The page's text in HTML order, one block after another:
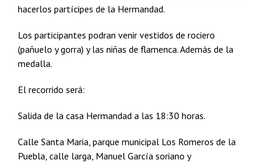
hacerlos partícipes de la Hermandad.
Los participantes podran venir vestidos de rociero
(pañuelo y gorra) y las niñas de flamenca. Además de la
medalla.
El recorrido será:
Salida de la casa Hermandad a las 18:30 horas.
Calle Santa Maria, parque municipal Los Romeros de la
Puebla, calle larga, Manuel García soriano y